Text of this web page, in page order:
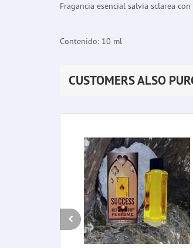
Fragancia esencial salvia sclarea
Contenido: 10 ml
CUSTOMERS ALSO